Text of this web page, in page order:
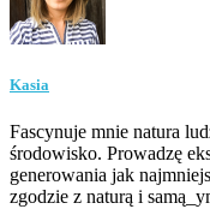
Kasia
Fascynuje mnie natura
środowisko. Prowadzę
generowania jak
zgodzie z naturą i